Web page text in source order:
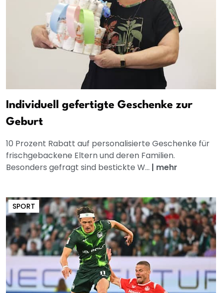
Individuell gefertigte Geschenke zur
Geburt
10 Prozent Rabatt auf personalisierte Geschenke für
frischgebackene Eltern und deren Familien.
Besonders gefragt sind bestickte W... | mehr
SPORT